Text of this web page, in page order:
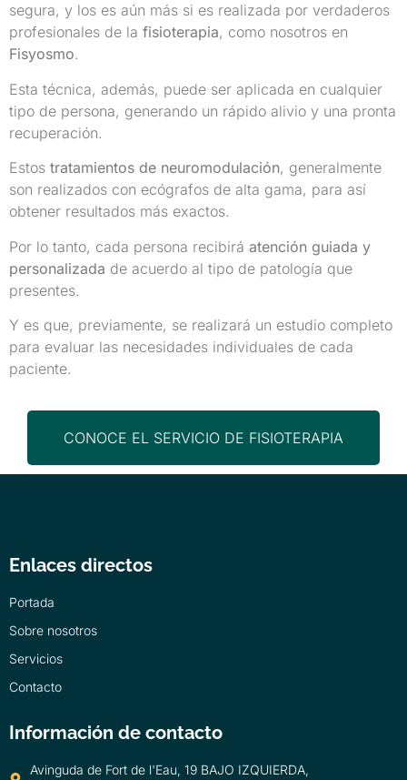
segura, y los es aún más si es realizada por verdaderos
profesionales de la fisioterapia, como nosotros en
Fisyosmo.
Esta técnica, además, puede ser aplicada en cualquier
tipo de persona, generando un rápido alivio y una pronta
recuperación.
Estos tratamientos de neuromodulación, generalmente
son realizados con ecógrafos de alta gama, para así
obtener resultados más exactos.
Por lo tanto, cada persona recibirá atención guiada y
personalizada de acuerdo al tipo de patología que
presentes.
Y es que, previamente, se realizará un estudio completo
para evaluar las necesidades individuales de cada
paciente.
CONOCE EL SERVICIO DE FISIOTERAPIA
Enlaces directos
Portada
Sobre nosotros
Servicios
Contacto
Información de contacto
Avinguda de Fort de l'Eau, 19 BAJO IZQUIERDA,